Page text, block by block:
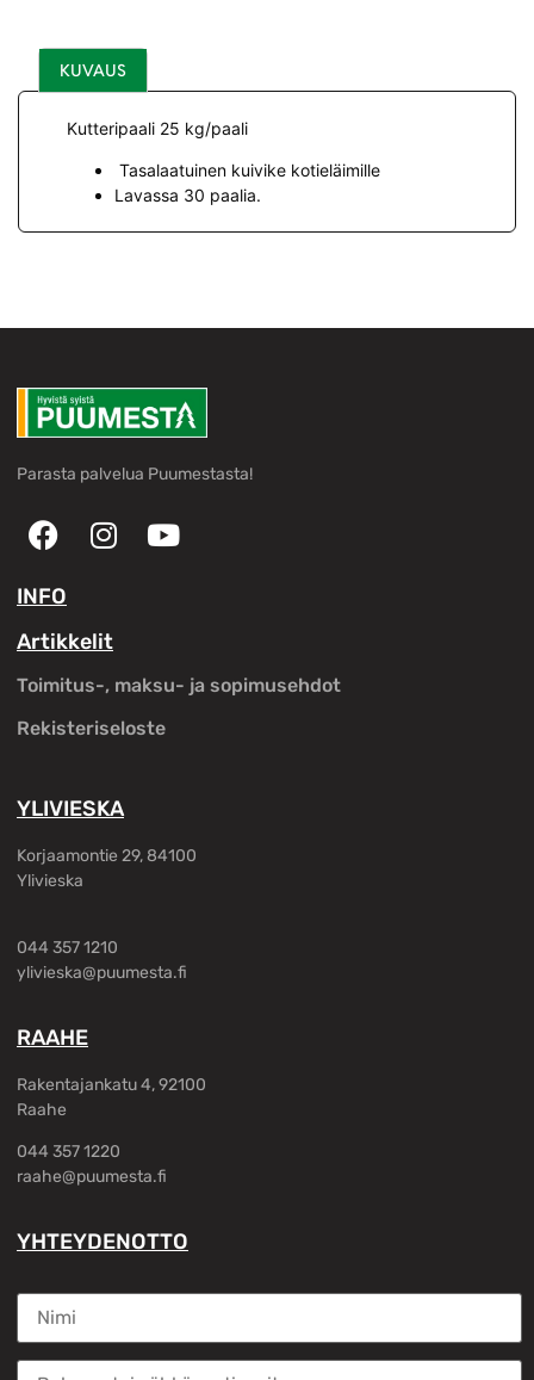
KUVAUS
Kutteripaali 25 kg/paali
Tasalaatuinen kuivike kotieläimille
Lavassa 30 paalia.
Parasta palvelua Puumestasta!
INFO
Artikkelit
Toimitus-, maksu- ja sopimusehdot
Rekisteriseloste
YLIVIESKA
Korjaamontie 29, 84100
Ylivieska
044 357 1210
ylivieska@puumesta.fi
RAAHE
Rakentajankatu 4, 92100
Raahe
044 357 1220
raahe@puumesta.fi
YHTEYDENOTTO